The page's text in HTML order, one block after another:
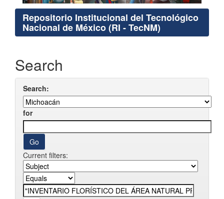
Repositorio Institucional del Tecnológico
Nacional de México (RI - TecNM)
Search
Search:
for
Current filters: